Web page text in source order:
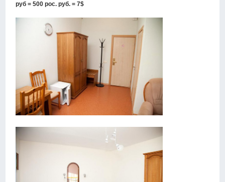
руб = 500 рос. руб. = 7$